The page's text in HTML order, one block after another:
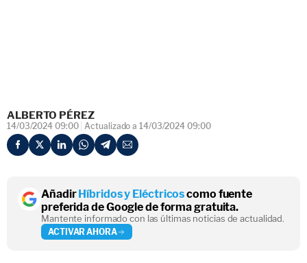
ALBERTO PÉREZ
14/03/2024 09:00 Actualizado a 14/03/2024 09:00
AñadirHíbridos y Eléctricoscomo fuente
preferida de Google de forma gratuita.
Mantente informado con las últimas noticias de actualidad.
ACTIVAR AHORA